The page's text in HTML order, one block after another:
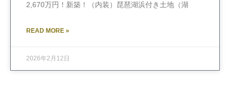
2,670万円！新築！（内装）琵琶湖浜付き土地（湖
READ MORE »
2026年2月12日